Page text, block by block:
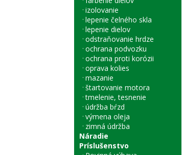
izolovanie
lepenie čelného skla
lepenie dielov
odstraňovanie hrdze
ochrana podvozku
ochrana proti korózii
oprava kolies
mazanie
štartovanie motora
tmelenie, tesnenie
údržba bŕzd
výmena oleja
zimná údržba
Náradie
Príslušenstvo